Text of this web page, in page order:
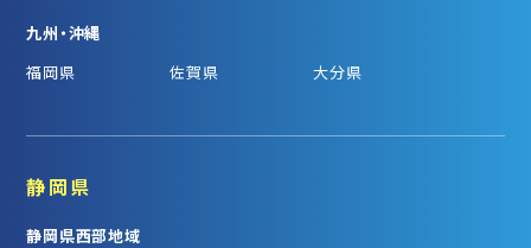
九州・沖縄
福岡県
佐賀県 大分県
静岡県
静岡県西部地域